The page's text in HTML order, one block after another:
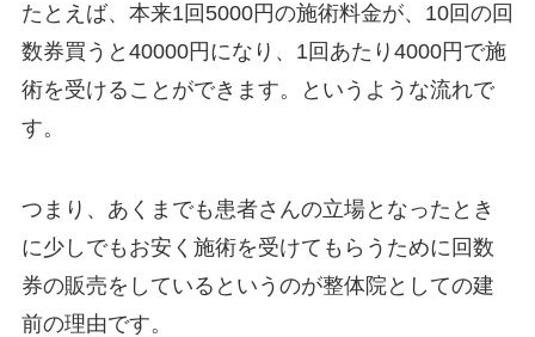
たとえば、本来1回5000円の施術料金が、10回の回
数券買うと40000円になり、1回あたり4000円で施
術を受けることができます。というような流れで
す。
つまり、あくまでも患者さんの立場となったとき
に少しでもお安く施術を受けてもらうために回数
券の販売をしているというのが整体院としての建
前の理由です。